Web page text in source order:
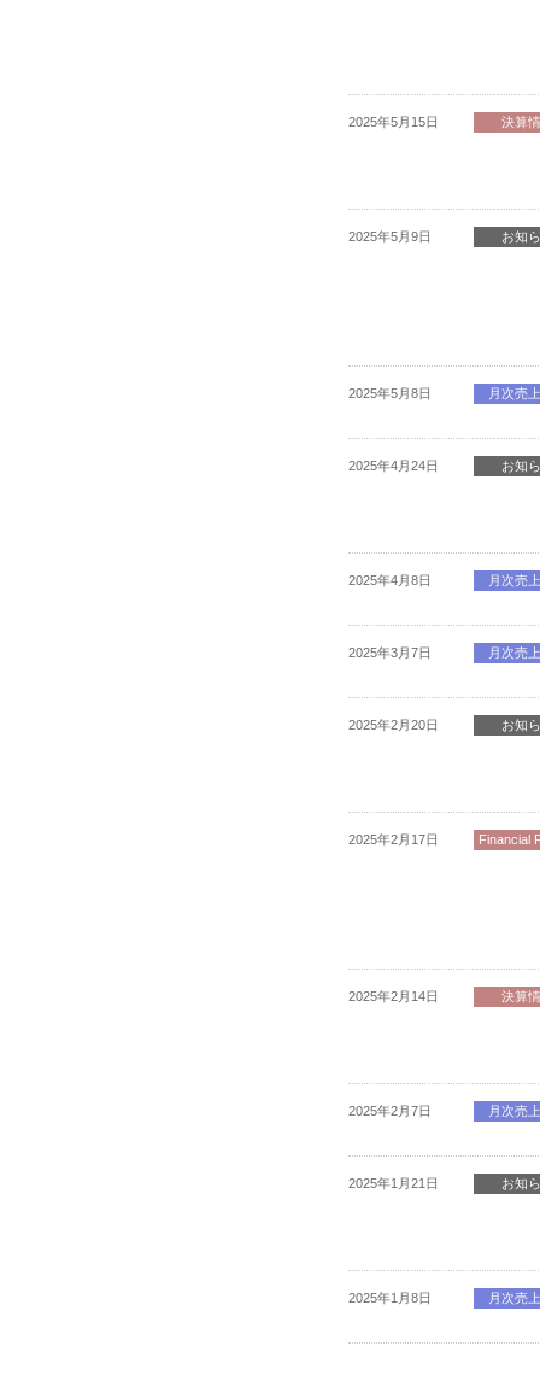
2025年5月15日 決算
2025年5月9日 お知
2025年5月8日 月次売
2025年4月24日 お知
2025年4月8日 月次売
2025年3月7日 月次売
2025年2月20日 お知
2025年2月17日 Financial
2025年2月14日 決算
2025年2月7日 月次売
2025年1月21日 お知
2025年1月8日 月次売